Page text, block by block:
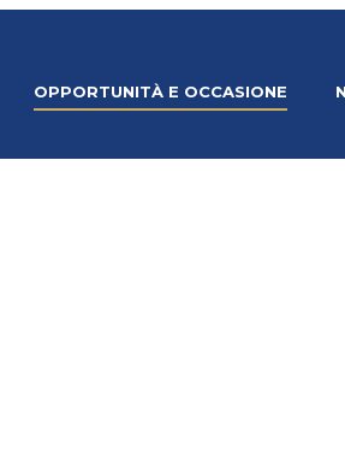
OPPORTUNITÀ E OCCASIONE